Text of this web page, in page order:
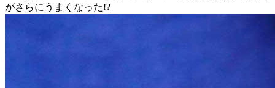
がさらにうまくなった!?